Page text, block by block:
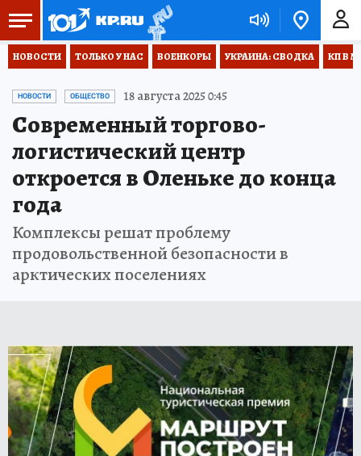
НОВОСТИ ТОЛЬКО У НАС ВОЕНКОРЫ УКРАИНА: СВОДКА КП В
НОВОСТИ ОБЩЕСТВО 18 августа 2025 0:45
Современный торгово-
логистический центр
откроется в Оленьке до конца
года
Комплексы решат проблему
продовольственной безопасности в
арктических поселениях